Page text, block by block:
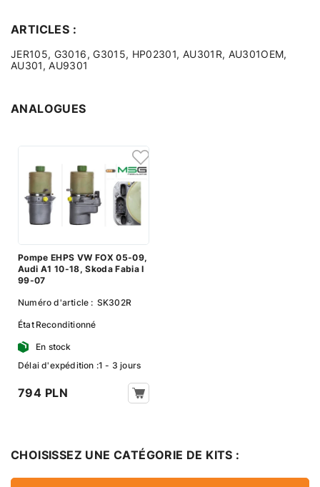
ARTICLES :
JER105, G3016, G3015, HP02301, AU301R, AU301OEM,
AU301, AU9301
ANALOGUES
Pompe EHPS VW FOX 05-09,
Audi A1 10-18, Skoda Fabia I
99-07
Numéro d'article : SK302R
État Reconditionné
En stock
Délai d'expédition :1 - 3 jours
794 PLN
CHOISISSEZ UNE CATÉGORIE DE KITS :